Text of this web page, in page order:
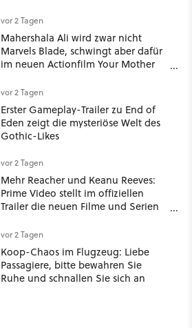
vor 2 Tagen
Mahershala Ali wird zwar nicht
Marvels Blade, schwingt aber dafür
im neuen Actionfilm Your Mother
Schwert
vor 2 Tagen
Erster Gameplay-Trailer zu End of
Eden zeigt die mysteriöse Welt des
Gothic-Likes
vor 2 Tagen
Mehr Reacher und Keanu Reeves:
Prime Video stellt im offiziellen
Trailer die neuen Filme und Serien
vor 2 Tagen
Koop-Chaos im Flugzeug: Liebe
Passagiere, bitte bewahren Sie
Ruhe und schnallen Sie sich an